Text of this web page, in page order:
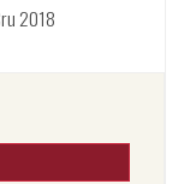
2018